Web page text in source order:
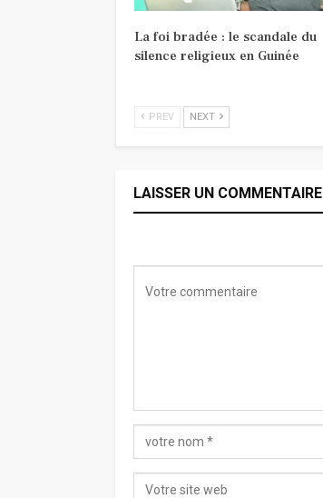
La foi bradée : le scandale du
silence religieux en Guinée
PREV NEXT
LAISSER UN COMMENTAIRE